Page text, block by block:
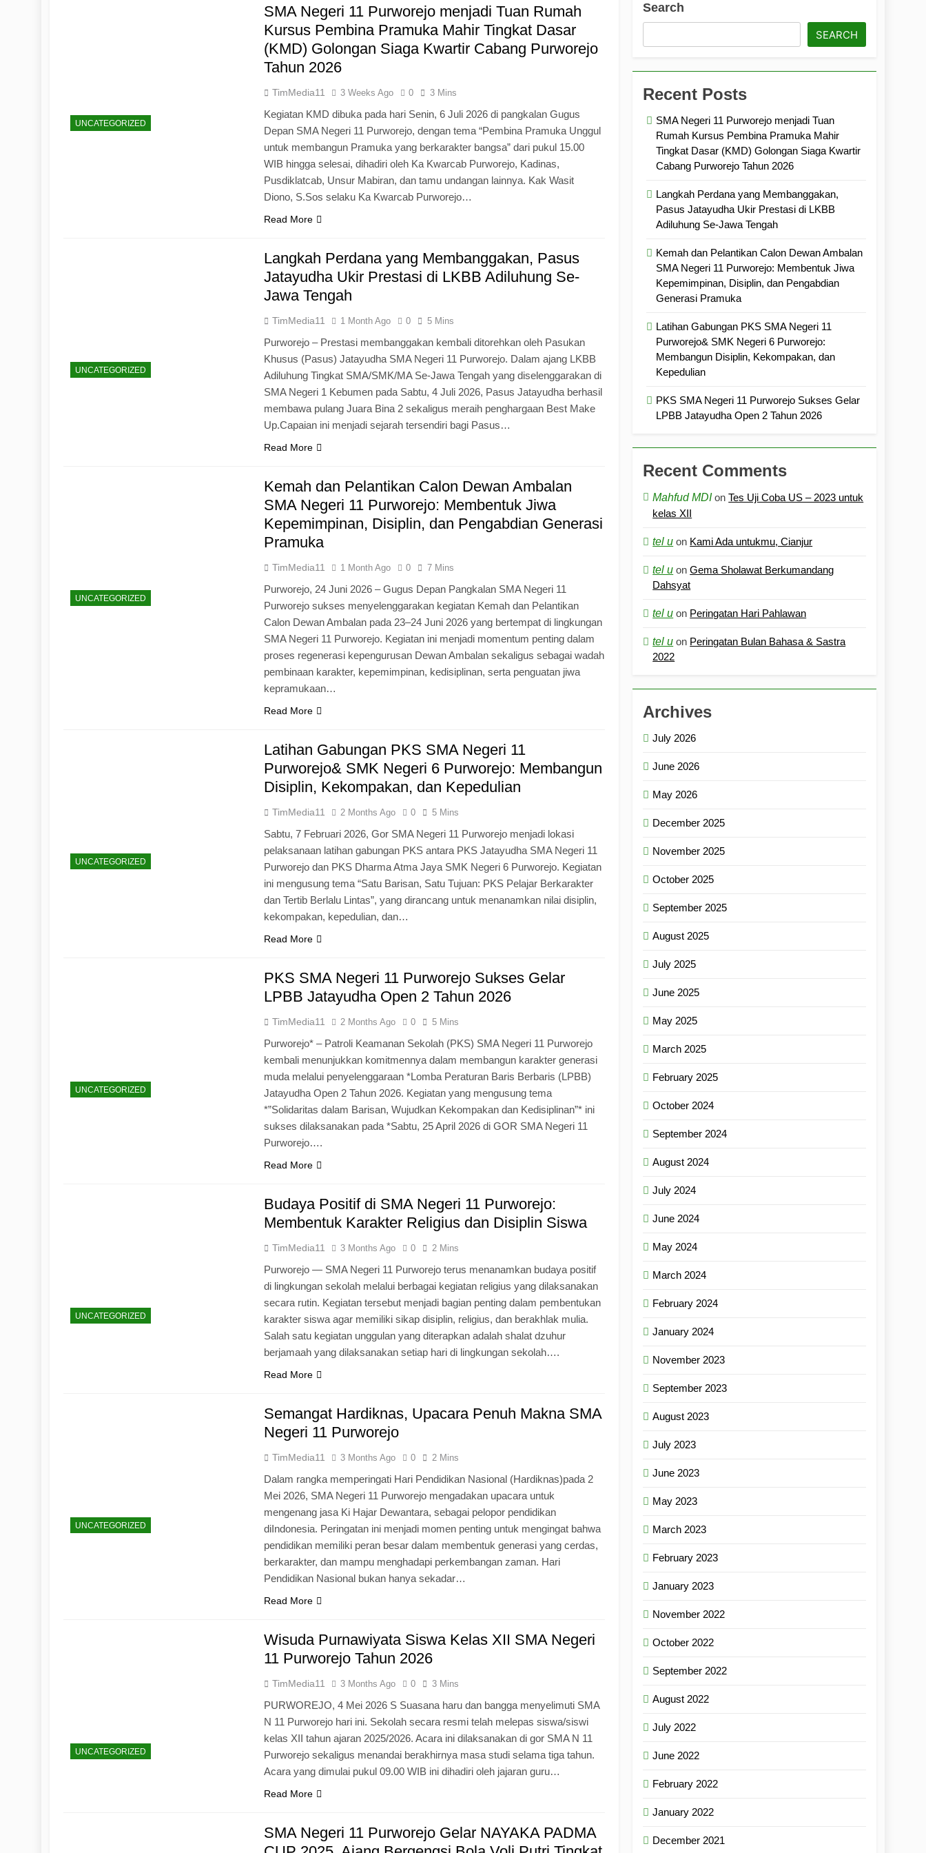
Pengabdian Generasi Pramuka
UNCATEGORIZED
SMA Negeri 11 Purworejo menjadi Tuan Rumah
Kursus Pembina Pramuka Mahir Tingkat Dasar
(KMD) Golongan Siaga Kwartir Cabang Purworejo
Tahun 2026
TimMedia11 3 Weeks Ago 0 3 Mins
Kegiatan KMD dibuka pada hari Senin, 6 Juli 2026 di pangkalan Gugus
Depan SMA Negeri 11 Purworejo, dengan tema “Pembina Pramuka Unggul
untuk membangun Pramuka yang berkarakter bangsa” dari pukul 15.00
WIB hingga selesai, dihadiri oleh Ka Kwarcab Purworejo, Kadinas,
Pusdiklatcab, Unsur Mabiran, dan tamu undangan lainnya. Kak Wasit
Diono, S.Sos selaku Ka Kwarcab Purworejo…
Read More
UNCATEGORIZED
Langkah Perdana yang Membanggakan, Pasus
Jatayudha Ukir Prestasi di LKBB Adiluhung Se-
Jawa Tengah
TimMedia11 1 Month Ago 0 5 Mins
Purworejo – Prestasi membanggakan kembali ditorehkan oleh Pasukan
Khusus (Pasus) Jatayudha SMA Negeri 11 Purworejo. Dalam ajang LKBB
Adiluhung Tingkat SMA/SMK/MA Se-Jawa Tengah yang diselenggarakan di
SMA Negeri 1 Kebumen pada Sabtu, 4 Juli 2026, Pasus Jatayudha berhasil
membawa pulang Juara Bina 2 sekaligus meraih penghargaan Best Make
Up.Capaian ini menjadi sejarah tersendiri bagi Pasus…
Read More
UNCATEGORIZED
Kemah dan Pelantikan Calon Dewan Ambalan
SMA Negeri 11 Purworejo: Membentuk Jiwa
Kepemimpinan, Disiplin, dan Pengabdian Generasi
Pramuka
TimMedia11 1 Month Ago 0 7 Mins
Purworejo, 24 Juni 2026 – Gugus Depan Pangkalan SMA Negeri 11
Purworejo sukses menyelenggarakan kegiatan Kemah dan Pelantikan
Calon Dewan Ambalan pada 23–24 Juni 2026 yang bertempat di lingkungan
SMA Negeri 11 Purworejo. Kegiatan ini menjadi momentum penting dalam
proses regenerasi kepengurusan Dewan Ambalan sekaligus sebagai wadah
pembinaan karakter, kepemimpinan, kedisiplinan, serta penguatan jiwa
kepramukaan…
Read More
UNCATEGORIZED
Latihan Gabungan PKS SMA Negeri 11
Purworejo& SMK Negeri 6 Purworejo: Membangun
Disiplin, Kekompakan, dan Kepedulian
TimMedia11 2 Months Ago 0 5 Mins
Sabtu, 7 Februari 2026, Gor SMA Negeri 11 Purworejo menjadi lokasi
pelaksanaan latihan gabungan PKS antara PKS Jatayudha SMA Negeri 11
Purworejo dan PKS Dharma Atma Jaya SMK Negeri 6 Purworejo. Kegiatan
ini mengusung tema “Satu Barisan, Satu Tujuan: PKS Pelajar Berkarakter
dan Tertib Berlalu Lintas”, yang dirancang untuk menanamkan nilai disiplin,
kekompakan, kepedulian, dan…
Read More
UNCATEGORIZED
PKS SMA Negeri 11 Purworejo Sukses Gelar
LPBB Jatayudha Open 2 Tahun 2026
TimMedia11 2 Months Ago 0 5 Mins
Purworejo* – Patroli Keamanan Sekolah (PKS) SMA Negeri 11 Purworejo
kembali menunjukkan komitmennya dalam membangun karakter generasi
muda melalui penyelenggaraan *Lomba Peraturan Baris Berbaris (LPBB)
Jatayudha Open 2 Tahun 2026. Kegiatan yang mengusung tema
*”Solidaritas dalam Barisan, Wujudkan Kekompakan dan Kedisiplinan”* ini
sukses dilaksanakan pada *Sabtu, 25 April 2026 di GOR SMA Negeri 11
Purworejo….
Read More
UNCATEGORIZED
Budaya Positif di SMA Negeri 11 Purworejo:
Membentuk Karakter Religius dan Disiplin Siswa
TimMedia11 3 Months Ago 0 2 Mins
Purworejo — SMA Negeri 11 Purworejo terus menanamkan budaya positif
di lingkungan sekolah melalui berbagai kegiatan religius yang dilaksanakan
secara rutin. Kegiatan tersebut menjadi bagian penting dalam pembentukan
karakter siswa agar memiliki sikap disiplin, religius, dan berakhlak mulia.
Salah satu kegiatan unggulan yang diterapkan adalah shalat dzuhur
berjamaah yang dilaksanakan setiap hari di lingkungan sekolah….
Read More
UNCATEGORIZED
Semangat Hardiknas, Upacara Penuh Makna SMA
Negeri 11 Purworejo
TimMedia11 3 Months Ago 0 2 Mins
Dalam rangka memperingati Hari Pendidikan Nasional (Hardiknas)pada 2
Mei 2026, SMA Negeri 11 Purworejo mengadakan upacara untuk
mengenang jasa Ki Hajar Dewantara, sebagai pelopor pendidikan
diIndonesia. Peringatan ini menjadi momen penting untuk mengingat bahwa
pendidikan memiliki peran besar dalam membentuk generasi yang cerdas,
berkarakter, dan mampu menghadapi perkembangan zaman. Hari
Pendidikan Nasional bukan hanya sekadar…
Read More
UNCATEGORIZED
Wisuda Purnawiyata Siswa Kelas XII SMA Negeri
11 Purworejo Tahun 2026
TimMedia11 3 Months Ago 0 3 Mins
PURWOREJO, 4 Mei 2026 S Suasana haru dan bangga menyelimuti SMA
N 11 Purworejo hari ini. Sekolah secara resmi telah melepas siswa/siswi
kelas XII tahun ajaran 2025/2026. Acara ini dilaksanakan di gor SMA N 11
Purworejo sekaligus menandai berakhirnya masa studi selama tiga tahun.
Acara yang dimulai pukul 09.00 WIB ini dihadiri oleh jajaran guru…
Read More
SMA Negeri 11 Purworejo Gelar NAYAKA PADMA
Search
SEARCH
Recent Posts
SMA Negeri 11 Purworejo menjadi Tuan
Rumah Kursus Pembina Pramuka Mahir
Tingkat Dasar (KMD) Golongan Siaga Kwartir
Cabang Purworejo Tahun 2026
Langkah Perdana yang Membanggakan,
Pasus Jatayudha Ukir Prestasi di LKBB
Adiluhung Se-Jawa Tengah
Kemah dan Pelantikan Calon Dewan Ambalan
SMA Negeri 11 Purworejo: Membentuk Jiwa
Kepemimpinan, Disiplin, dan Pengabdian
Generasi Pramuka
Latihan Gabungan PKS SMA Negeri 11
Purworejo& SMK Negeri 6 Purworejo:
Membangun Disiplin, Kekompakan, dan
Kepedulian
PKS SMA Negeri 11 Purworejo Sukses Gelar
LPBB Jatayudha Open 2 Tahun 2026
Recent Comments
Mahfud MDIonTes Uji Coba US – 2023 untuk
kelas XII
tel u on Kami Ada untukmu, Cianjur
tel u onGema Sholawat Berkumandang
Dahsyat
tel u on Peringatan Hari Pahlawan
tel u on Peringatan Bulan Bahasa & Sastra
2022
Archives
July 2026
June 2026
May 2026
December 2025
November 2025
October 2025
September 2025
August 2025
July 2025
June 2025
May 2025
March 2025
February 2025
October 2024
September 2024
August 2024
July 2024
June 2024
May 2024
March 2024
February 2024
January 2024
November 2023
September 2023
August 2023
July 2023
June 2023
May 2023
March 2023
February 2023
January 2023
November 2022
October 2022
September 2022
August 2022
July 2022
June 2022
February 2022
January 2022
December 2021